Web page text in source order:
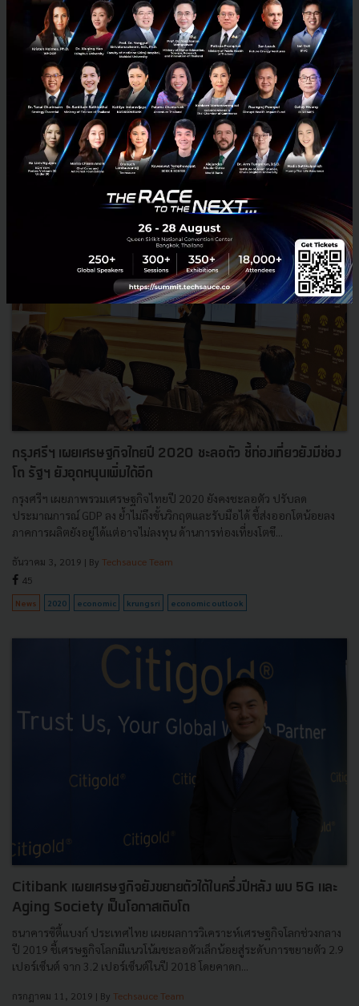
SCB EIC เผยเศรษฐกิจไทย Q1 2020 โตขึ้นแต่ผันผวน แย้ม
การลงทุนโครงสร้าง-ประมูล 5G ช่วยกระตุ้นได้
SCB EIC คาดเศรษฐกิจไทยไตรมาสแรก ปี 2020 เติบโตที่ 2.7 เปอร์เซ็นต์
เผยสถานการณ์โลกยังไม่แน่นอน เงินบาทยังแข็งกระทบส่งออกและการ
ลงทุน แย้มภาครัฐลงทุน ประมูล 5G ช่วยพยุงเศรษฐกิจ แนะเอก...
มกราคม 17, 2020| By Techsauce Team
News 2020 SCB EIC economic-outlook
กรุงศรีฯ เผยเศรษฐกิจไทยปี 2020 ชะลอตัว ชี้ท่องเที่ยวยังมีช่อง
โต รัฐฯ ยังอุดหนุนเพิ่มได้อีก
กรุงศรีฯ เผยภาพรวมเศรษฐกิจไทยปี 2020 ยังคงชะลอตัว ปรับลด
ประมาณการณ์ GDP ลง ย้ำไม่ถึงขั้นวิกฤตและรับมือได้ ชี้ส่งออกโตน้อยลง
ภาคการผลิตยังอยู่ได้แต่อาจไม่ลงทุน ด้านการท่องเที่ยงโตขึ...
ธันวาคม 3, 2019 | By Techsauce Team
45
News 2020 economic krungsri economic outlook
Citibank เผยเศรษฐกิจยังขยายตัวได้ในครึ่งปีหลัง พบ 5G และ
Aging Society เป็นโอกาสเติบโต
ธนาคารซิตี้แบงก์ ประเทศไทย เผยผลการวิเคราะห์เศรษฐกิจโลกช่วงกลาง
ปี 2019 ชี้เศรษฐกิจโลกมีแนวโน้มชะลอตัวเล็กน้อยสู่ระดับการขยายตัว 2.9
เปอร์เซ็นต์ จาก 3.2 เปอร์เซ็นต์ในปี 2018 โดยคาดก...
กรกฎาคม 11, 2019 | By Techsauce Team